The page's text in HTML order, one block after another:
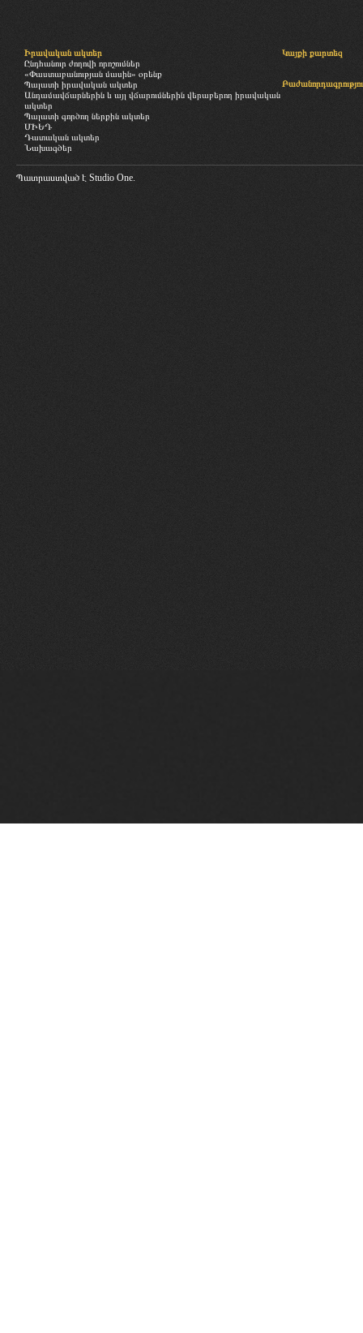
Իրավական ակտեր
Ընդհանուր ժողովի որոշումներ
«Փաստաբանության մասին» օրենք
Պալատի իրավական ակտեր
Անդամավճարներին և այլ վճարումներին վերաբերող իրավական
ակտեր
Պալատի գործող ներքին ակտեր
ՄԻԵԴ
Դատական ակտեր
Նախագծեր
Կայքի քարտեզ
Պատրաստված է Studio One.